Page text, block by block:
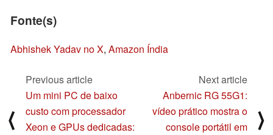
Fonte(s)
Abhishek Yadav no X, Amazon Índia
⟨
Previous article
Um mini PC de baixo
custo com processador
Xeon e GPUs dedicadas:
Next article
Anbernic RG 55G1:
vídeo prático mostra o
console portátil em
⟩